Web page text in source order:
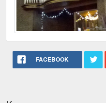
FACEBOOK